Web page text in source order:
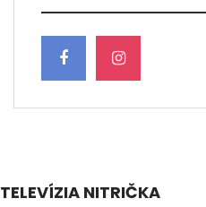
TELEVÍZIA NITRIČKA